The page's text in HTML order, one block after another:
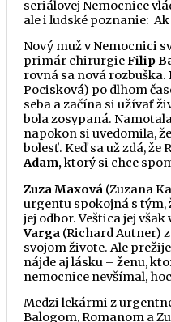
seriálovej Nemocnice
ale i ľudské poznanie:
Nový muž v Nemocnici
primár chirurgieFilip
rovná sa nová rozbuška.
Pocisková) po dlhom
seba a začína si užívať
bola zosypaná.
napokon si uvedomila,
bolesť. Keď sa už zdá, že
Adam,ktorý si chce
Zuza Maxová (Zuzana
urgentu spokojná s
jej odbor. Veštica jej
Varga (Richard Autner)
svojom živote. Ale
nájde aj lásku – ženu,
nemocnice nevšímal,
Medzi lekármi z
Balogom, Romanom a